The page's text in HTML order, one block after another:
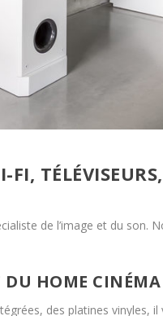
de l’image et du son.
HOME
des platines vinyles,